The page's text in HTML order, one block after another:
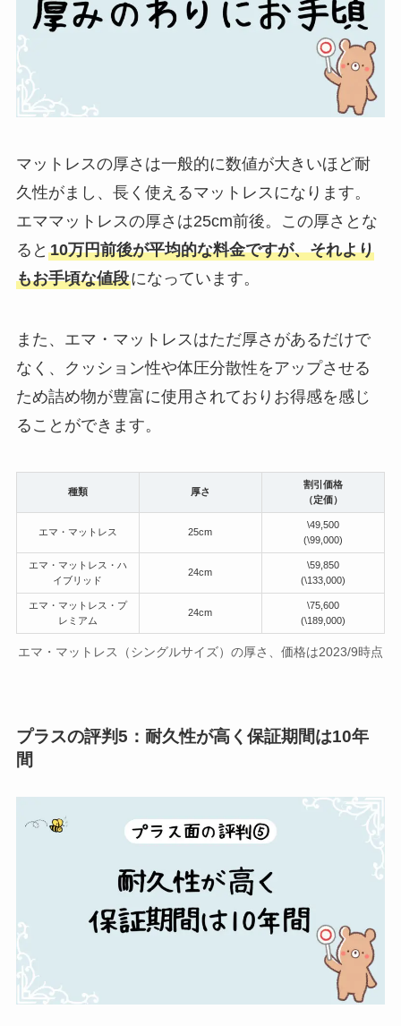
マットレスの厚さは一般的に数値が大きいほど耐
久性がまし、長く使えるマットレスになります。
エママットレスの厚さは25cm前後。この厚さとな
ると 10万円前後が平均的な料金ですが、それより
もお手頃な値段になっています。
また、エマ・マットレスはただ厚さがあるだけで
なく、クッション性や体圧分散性をアップさせる
ため詰め物が豊富に使用されておりお得感を感じ
ることができます。
種類 厚さ
割引価格
（定価）
エマ・マットレス 25cm
\49,500
(\99,000)
エマ・マットレス・ハ
イブリッド
24cm
\59,850
(\133,000)
エマ・マットレス・プ
レミアム
24cm
\75,600
(\189,000)
エマ・マットレス（シングルサイズ）の厚さ、価格は2023/9時点
プラスの評判5：耐久性が高く保証期間は10年
間